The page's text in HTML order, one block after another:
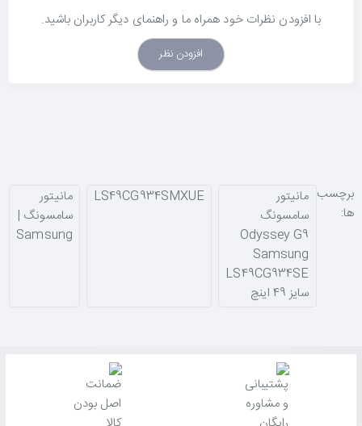
با افزودن نظرات خود همراه ما و راهنمای دیگر کاربران باشید.
افزودن نظر
برچسب
ها:
مانیتور
سامسونگ
Odyssey G9
Samsung
LS49CG934SE
سایز 49 اینچ
LS49CG934SMXUE
مانیتور
سامسونگ |
Samsung